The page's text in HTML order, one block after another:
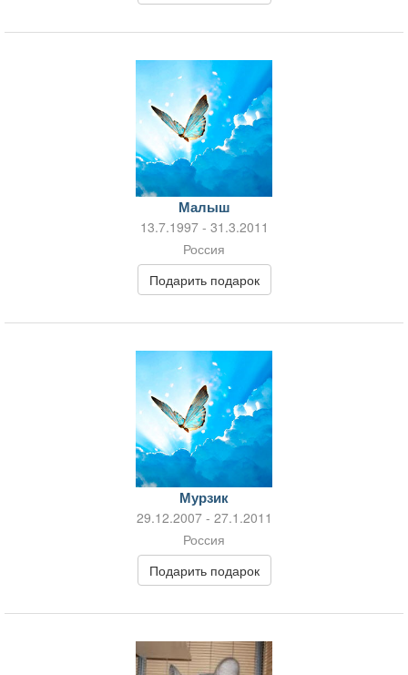
Малыш
13.7.1997 - 31.3.2011
Россия
Подарить подарок
Мурзик
29.12.2007 - 27.1.2011
Россия
Подарить подарок